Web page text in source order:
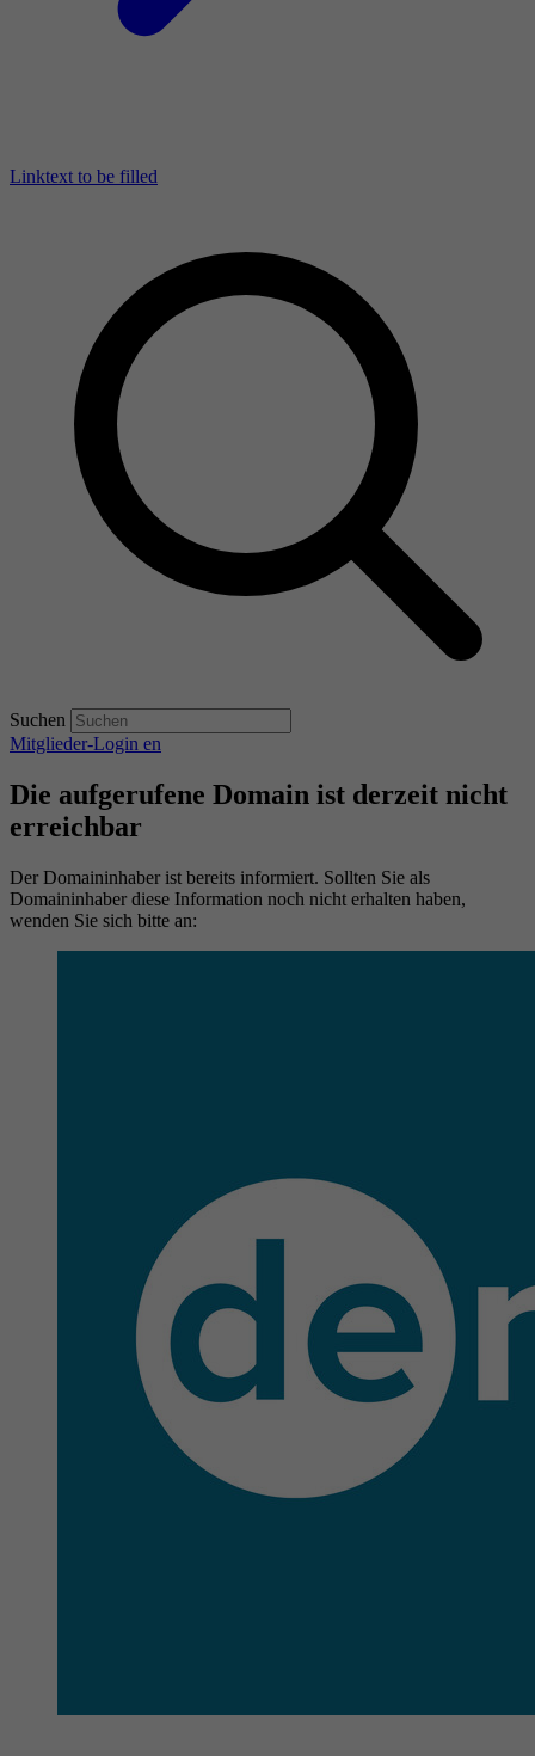
Linktext to be filled
Suchen
Mitglieder-Login en
Die aufgerufene Domain ist derzeit nicht
erreichbar
Der Domaininhaber ist bereits informiert. Sollten Sie als
Domaininhaber diese Information noch nicht erhalten haben,
wenden Sie sich bitte an: